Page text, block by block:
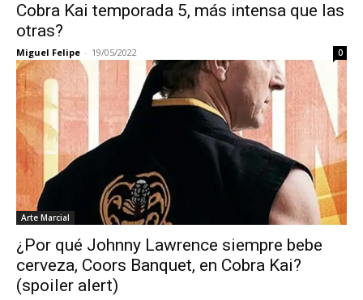
Cobra Kai temporada 5, más intensa que las
otras?
Miguel Felipe - 19/05/2022 0
Arte Marcial
¿Por qué Johnny Lawrence siempre bebe
cerveza, Coors Banquet, en Cobra Kai?
(spoiler alert)